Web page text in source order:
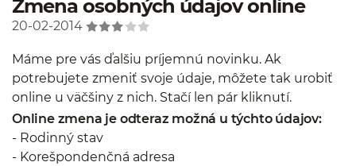
Zmena osobných údajov online
20-02-2014
Máme pre vás ďalšiu príjemnú novinku. Ak
potrebujete zmeniť svoje údaje, môžete tak urobiť
online u väčšiny z nich. Stačí len pár kliknutí.
Online zmena je odteraz možná u týchto údajov:
- Rodinný stav
- Korešpondenčná adresa